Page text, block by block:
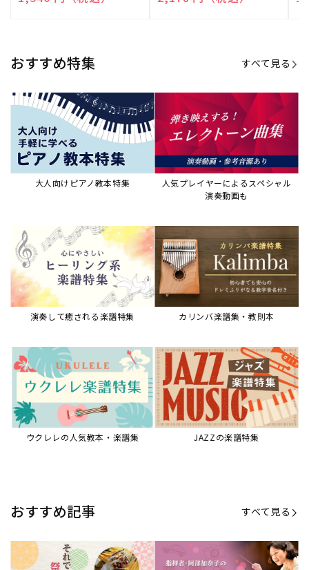
おすすめ特集 すべて見る
大人向けピアノ教本特集
人気プレイヤーによるスペシャル
演奏動画も
演奏して癒される楽譜特集 カリンバ楽譜集・教則本
ウクレレの人気教本・楽譜集 JAZZの楽譜特集
おすすめ記事 すべて見る